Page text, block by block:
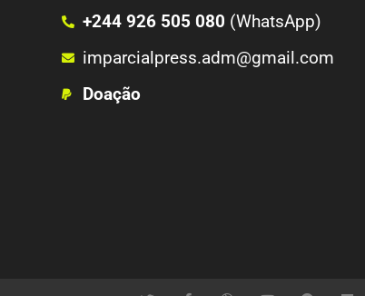
+244 926 505 080 (WhatsApp)
imparcialpress.adm@gmail.com
Doação